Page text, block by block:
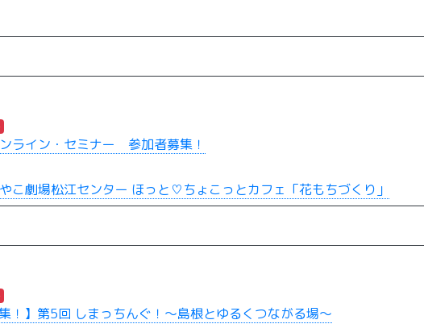
ライン・セミナー 参加者募集！
こ劇場松江センター ほっと♡ちょこっとカフェ「花もちづくり」
集！】第5回 しまっちんぐ！～島根とゆるくつながる場～